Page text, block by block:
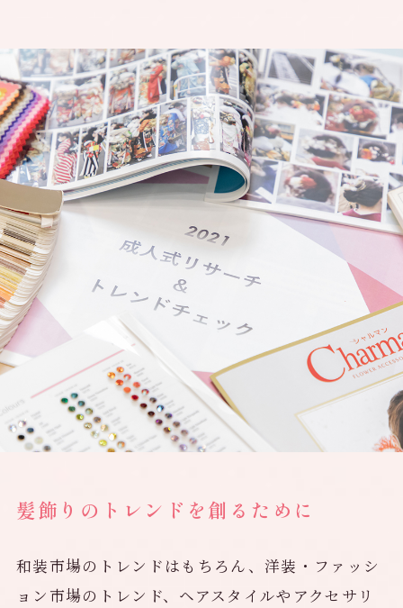
髪飾りのトレンドを創るために
和装市場のトレンドはもちろん、洋装・ファッシ
ョン市場のトレンド、ヘアスタイルやアクセサリ